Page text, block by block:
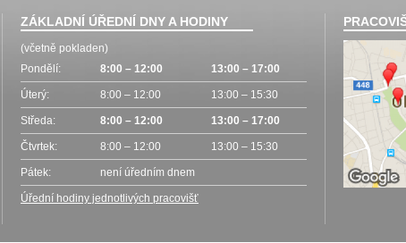
ZÁKLADNÍ ÚŘEDNÍ DNY A HODINY
(včetně pokladen)
Pondělí:
8:00 – 12:00 13:00 – 17:00
Úterý: 8:00 – 12:00 13:00 – 15:30
Středa: 8:00 – 12:00 13:00 – 17:00
Čtvrtek: 8:00 – 12:00 13:00 – 15:30
Pátek: není úředním dnem
Úřední hodiny jednotlivých pracovišť